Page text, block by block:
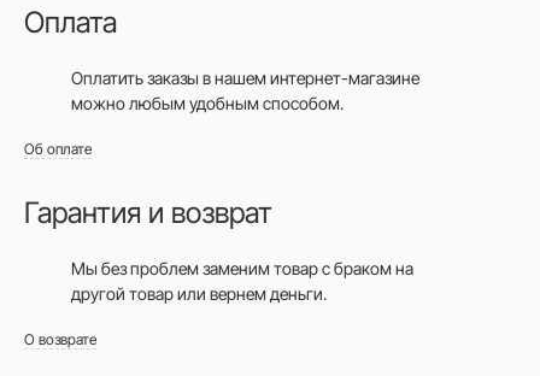
Оплата
Оплатить заказы в нашем интернет-магазине
можно любым удобным способом.
Об оплате
Гарантия и возврат
Мы без проблем заменим товар с браком на
другой товар или вернем деньги.
О возврате